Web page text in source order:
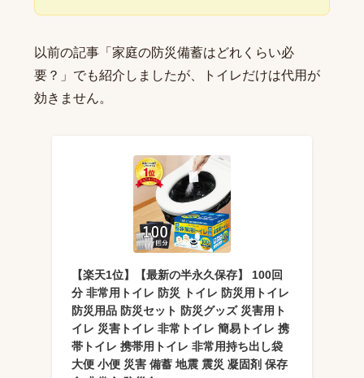
以前の記事「 家庭の防災備蓄はどれくらい必
要？ 」でも紹介しましたが、トイレだけは代用が
効きません。
【楽天1位】【最新の半永久保存】 100回
分 非常用トイレ 防災 トイレ 防災用トイレ
防災用品 防災セット 防災グッズ 災害用ト
イレ 災害トイレ 非常トイレ 簡易トイレ 携
帯トイレ 携帯用トイレ 非常用持ち出し袋
大便 小便 災害 備蓄 地震 震災 凝固剤 保存